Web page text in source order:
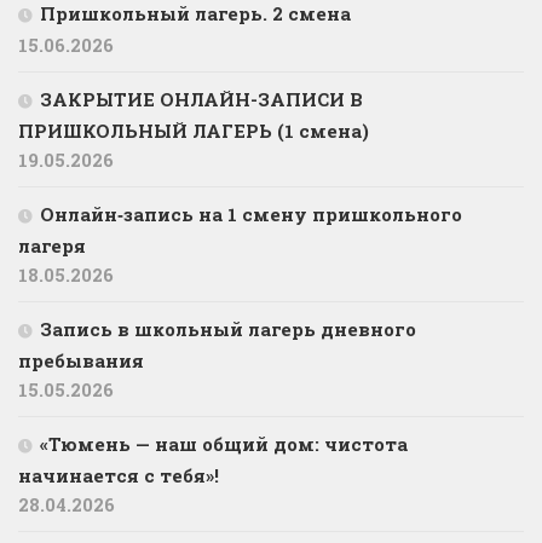
Пришкольный лагерь. 2 смена
15.06.2026
ЗАКРЫТИЕ ОНЛАЙН-ЗАПИСИ В
ПРИШКОЛЬНЫЙ ЛАГЕРЬ (1 смена)
19.05.2026
Онлайн‑запись на 1 смену пришкольного
лагеря
18.05.2026
Запись в школьный лагерь дневного
пребывания
15.05.2026
«Тюмень — наш общий дом: чистота
начинается с тебя»!
28.04.2026